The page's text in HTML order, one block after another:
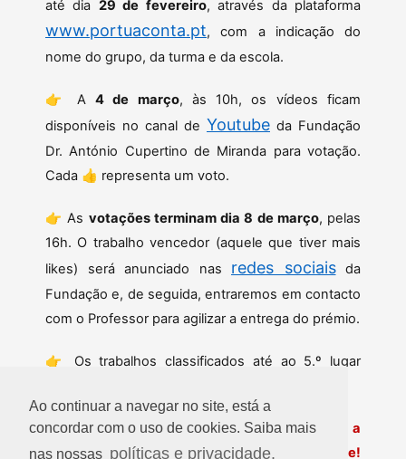
Ao continuar a navegar no site, está a
concordar com o uso de cookies. Saiba mais
nas nossas políticas e privacidade.
até dia 29 de fevereiro, através da plataforma
www.portuaconta.pt, com a indicação do
nome do grupo, da turma e da escola.
👉 A 4 de março, às 10h, os vídeos ficam
disponíveis no canal de Youtube da Fundação
Dr. António Cupertino de Miranda para votação.
Cada 👍 representa um voto.
👉 As votações terminam dia 8 de março, pelas
16h. O trabalho vencedor (aquele que tiver mais
likes) será anunciado nas redes sociaisda
Fundação e, de seguida, entraremos em contacto
com o Professor para agilizar a entrega do prémio.
👉 Os trabalhos classificados até ao 5.º lugar
Contamos com a sua turma para nos ajudar a
divulgar a importância dos seguros? Boa sorte!